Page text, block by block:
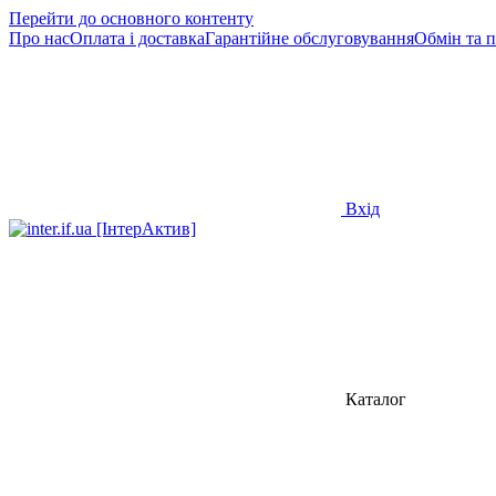
Перейти до основного контенту
Про насОплата і доставкаГарантійне обслуговуванняОбмін та
Вхід
Каталог